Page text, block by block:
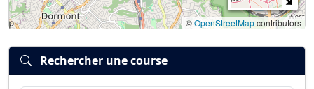
©OpenStreetMapcontributors
Rechercher une course